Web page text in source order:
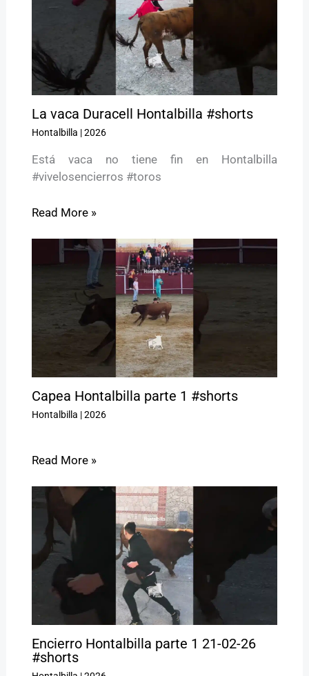
La vaca Duracell Hontalbilla #shorts
Hontalbilla |2026
Está vaca no tiene fin en Hontalbilla
#vivelosencierros #toros
Read More »
Capea Hontalbilla parte 1 #shorts
Hontalbilla |2026
Read More »
Encierro Hontalbilla parte 1 21-02-26
#shorts